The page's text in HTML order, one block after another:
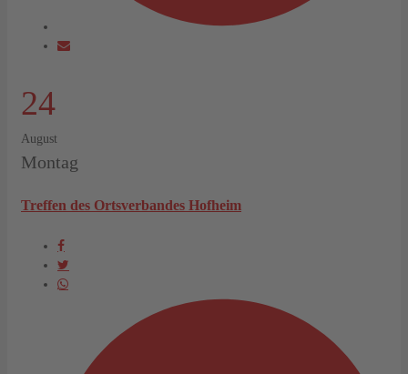
24
August
Montag
Treffen des Ortsverbandes Hofheim